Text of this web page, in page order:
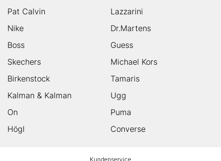
Pat Calvin
Lazzarini
Nike
Dr.Martens
Boss
Guess
Skechers
Michael Kors
Birkenstock
Tamaris
Kalman & Kalman
Ugg
On
Puma
Högl
Converse
Kundenservice